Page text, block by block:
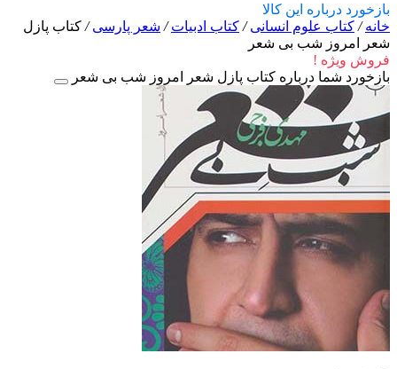
بازخورد درباره این کالا
خانه/ کتاب علوم انسانی/ کتاب ادبیات/ شعر پارسی/ کتاب پازل
شعر امروز شب بی شعر
فروش ویژه !
بازخورد شما درباره کتاب پازل شعر امروز شب بی شعر